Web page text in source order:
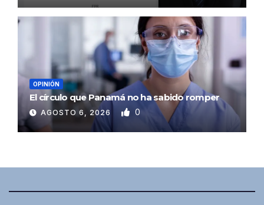
OPINIÓN
El círculo que Panamá no ha sabido romper
AGOSTO 6, 2026 0